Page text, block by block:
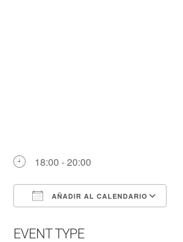
18:00 - 20:00
AÑADIR AL CALENDARIO
EVENT TYPE